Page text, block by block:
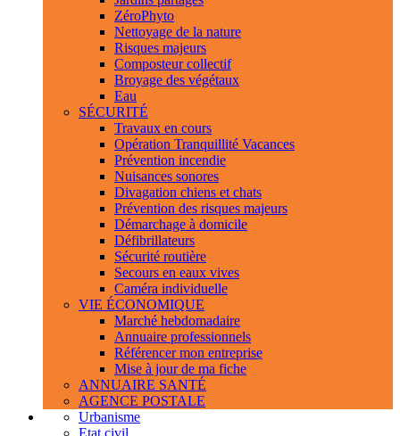
ZéroPhyto
Nettoyage de la nature
Risques majeurs
Composteur collectif
Broyage des végétaux
Eau
SÉCURITÉ
Travaux en cours
Opération Tranquillité Vacances
Prévention incendie
Nuisances sonores
Divagation chiens et chats
Prévention des risques majeurs
Démarchage à domicile
Défibrillateurs
Sécurité routière
Secours en eaux vives
Caméra individuelle
VIE ÉCONOMIQUE
Marché hebdomadaire
Annuaire professionnels
Référencer mon entreprise
Mise à jour de ma fiche
ANNUAIRE SANTÉ
AGENCE POSTALE
Urbanisme
Etat civil